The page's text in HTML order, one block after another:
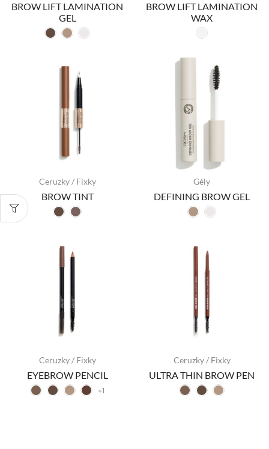
BROW LIFT LAMINATION
GEL
BROW LIFT LAMINATION
WAX
Ceruzky / Fixky
BROW TINT
Gély
DEFINING BROW GEL
Ceruzky / Fixky
EYEBROW PENCIL
+1
Ceruzky / Fixky
ULTRA THIN BROW PEN